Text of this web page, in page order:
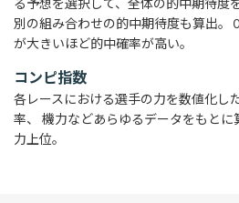
別の組み合わせの的中期待度も算出。
が大きいほど的中確率が高い。
コンピ指数
各レースにおける選手の力を数値化し
率、 機力などあらゆるデータをもと
力上位。